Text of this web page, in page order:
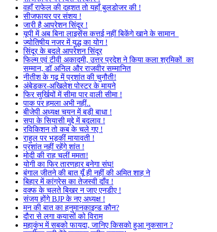
वहाँ राफेल की दहशत तो यहाँ बुलडोजर की !
सीजफायर पर संशय !
जारी है आपरेशन सिंदूर !
यूपी में अब बिना लाइसेंस कत्तई नहीं बिकेंगे खाने के सामान
ज्योतिषीय नजर में युद्ध का योग !
सिंदूर के बदले आपरेशन सिंदूर
फिल्म एवं टीवी अकादमी, उत्तर प्रदेश ने किया कला श्रमिकों का
सम्मान, डॉ अनिल और राजवीर सम्मानित
नीतीश के गढ़ में प्रशांत की चुनौती!
अंबेडकर-अखिलेश पोस्टर के मायने
फिर सुर्खियों में सीमा पार वाली सीमा !
पाक पर हमला अभी नहीं..
बीजेपी अध्यक्ष चयन में बड़ी बाधा !
सपा के सियासी मुद्दे में बदलाव !
रविकिशन तो कब के चले गए !
राहुल पर भड़कीं मायावती !
प्रशांत नहीं रहेंगे शांत !
मोदी की राह चलीं ममता!
योगी का फिर तारणहार बनेगा संघ!
बंगाल जीतने की बात यूँ ही नहीं की अमित शाह ने
बिहार में कांग्रेस का तेजस्वी दाँव !
वक्फ के चलते बिखर न जाए एनडीए !
संजय होंगे BJP के नए अध्यक्ष !
मन की बात का हनुमानकाइन्ड कौन?
दौरा से लगा कयासों को विराम
महाकुंभ में सबको फायदा, जानिए किसको हुआ नुकसान ?